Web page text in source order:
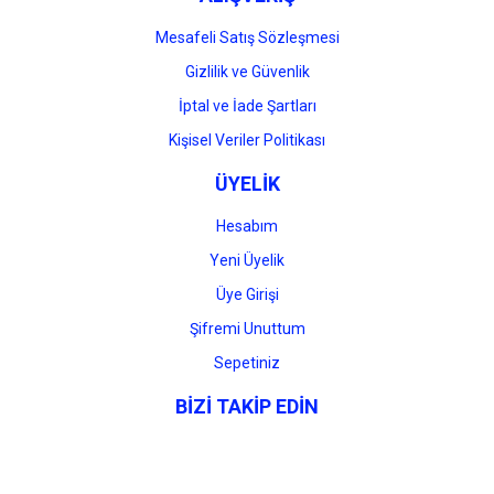
Mesafeli Satış Sözleşmesi
Gizlilik ve Güvenlik
İptal ve İade Şartları
Kişisel Veriler Politikası
ÜYELİK
Hesabım
Yeni Üyelik
Üye Girişi
Şifremi Unuttum
Sepetiniz
BİZİ TAKİP EDİN